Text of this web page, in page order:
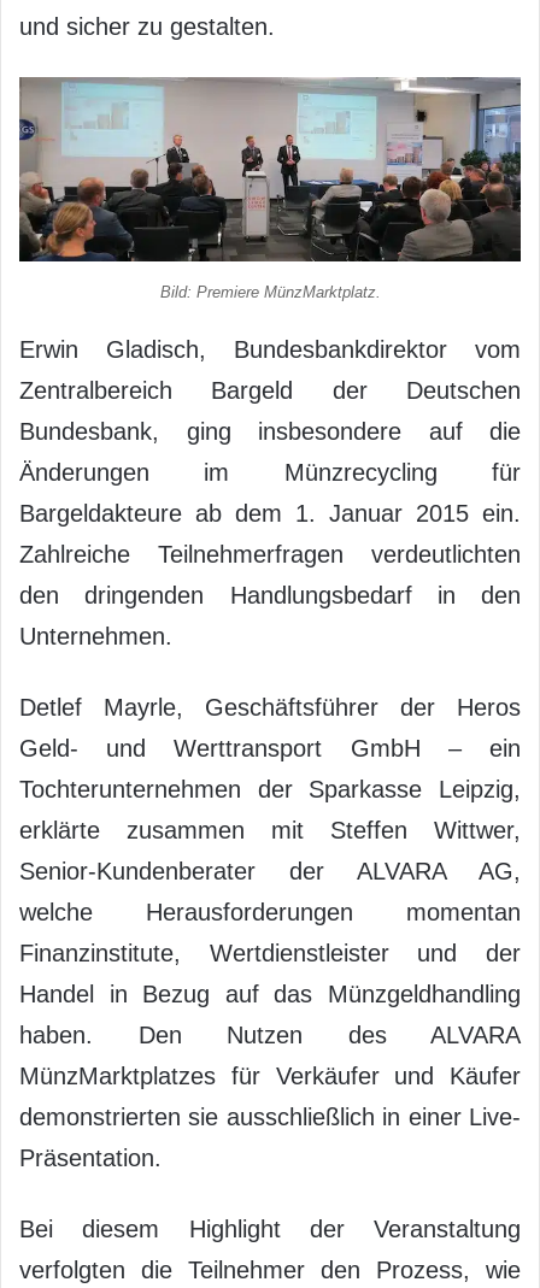
und sicher zu gestalten.
Bild: Premiere MünzMarktplatz.
Erwin Gladisch, Bundesbankdirektor vom
Zentralbereich Bargeld der Deutschen
Bundesbank, ging insbesondere auf die
Änderungen im Münzrecycling für
Bargeldakteure ab dem 1. Januar 2015 ein.
Zahlreiche Teilnehmerfragen verdeutlichten
den dringenden Handlungsbedarf in den
Unternehmen.
Detlef Mayrle, Geschäftsführer der Heros
Geld- und Werttransport GmbH – ein
Tochterunternehmen der Sparkasse Leipzig,
erklärte zusammen mit Steffen Wittwer,
Senior-Kundenberater der ALVARA AG,
welche Herausforderungen momentan
Finanzinstitute, Wertdienstleister und der
Handel in Bezug auf das Münzgeldhandling
haben. Den Nutzen des ALVARA
MünzMarktplatzes für Verkäufer und Käufer
demonstrierten sie ausschließlich in einer Live-
Präsentation.
Bei diesem Highlight der Veranstaltung
verfolgten die Teilnehmer den Prozess, wie